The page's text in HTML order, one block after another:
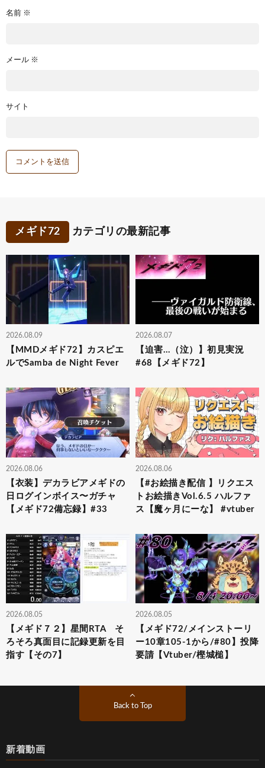
名前 ※
メール ※
サイト
メギド72 カテゴリの最新記事
2026.08.09
【MMDメギド72】カスピエ
ルでSamba de Night Fever
2026.08.07
【迫害…（泣）】初見実況
#68【メギド72】
2026.08.06
【衣装】デカラビアメギドの
日ログインボイス〜ガチャ
【メギド72備忘録】#33
2026.08.06
【#お絵描き配信 】リクエス
トお絵描きVol.6.5 ハルファ
ス【魔ヶ月にーな】 #vtuber
2026.08.05
【メギド７２】星間RTA そ
ろそろ真面目に記録更新を目
指す【その7】
2026.08.05
【メギド72/メインストーリ
ー10章105-1から/#80】投降
要請【Vtuber/樫城槌】
Back to Top
新着動画